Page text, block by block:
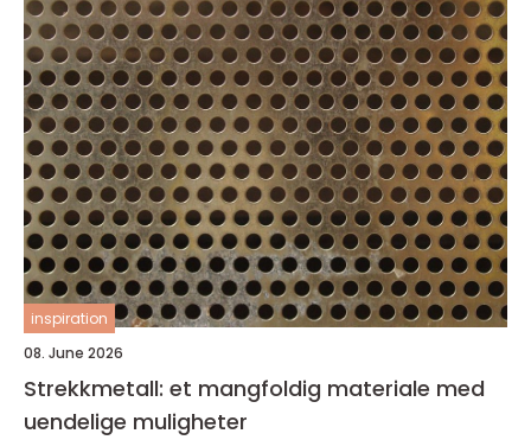
inspiration
08. June 2026
Strekkmetall: et mangfoldig materiale med
uendelige muligheter